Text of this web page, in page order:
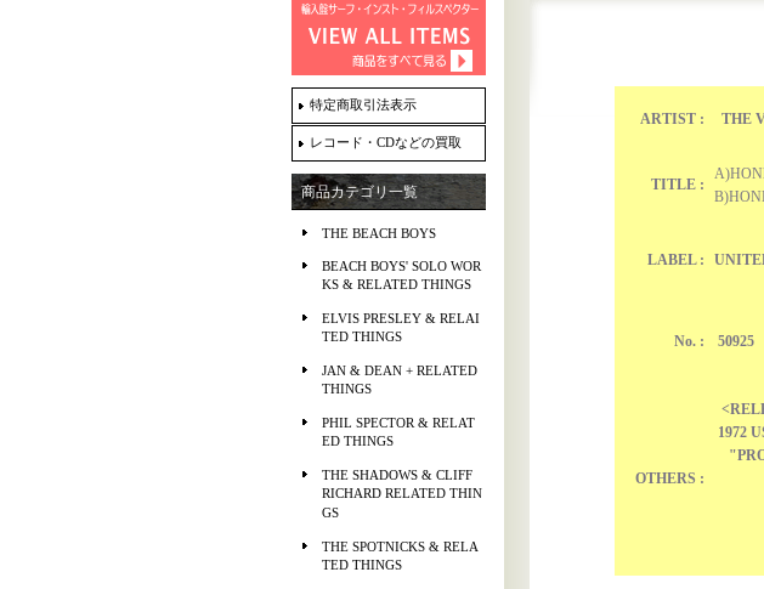
特定商取引法表示
レコード・CDなどの買取
商品カテゴリ一覧
THE BEACH BOYS
BEACH BOYS' SOLO WOR
KS & RELATED THINGS
ELVIS PRESLEY & RELAI
TED THINGS
JAN & DEAN + RELATED
THINGS
PHIL SPECTOR & RELAT
ED THINGS
THE SHADOWS & CLIFF
RICHARD RELATED THIN
GS
THE SPOTNICKS & RELA
TED THINGS
ARTIST : THE
TITLE :
LABEL :
No. : 50925
OTHERS :
1972